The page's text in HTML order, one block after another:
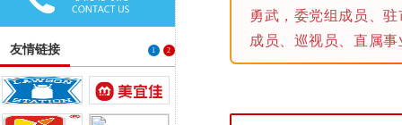
友情链接 1 2
勇武，委党组成员、
成员、巡视员、直属